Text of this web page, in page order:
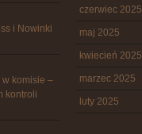
i Nowinki
komisie –
kontroli
czerwiec 2025
maj 2025
kwiecień 2025
marzec 2025
luty 2025